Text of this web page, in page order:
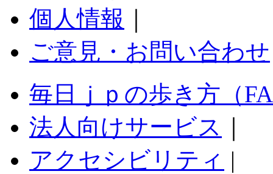
個人情報
ご意見・お問い合わせ
毎日ｊｐの歩き方（
法人向けサービス
アクセシビリティ |